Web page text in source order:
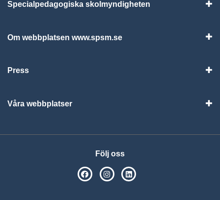
Specialpedagogiska skolmyndigheten
Om webbplatsen www.spsm.se
Press
Våra webbplatser
Följ oss
SPSM på Facebook
SPSM på Instagram